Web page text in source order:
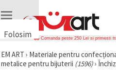
Folosim
uri
🍪 Folosim
Comanda peste 250 Lei si primesti
EM ART › Materiale pentru
metalice pentru bijuterii (1596)›